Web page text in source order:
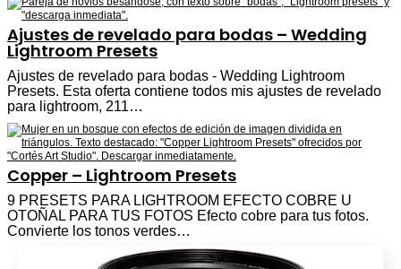
Ajustes de revelado para bodas – Wedding
Lightroom Presets
Ajustes de revelado para bodas - Wedding Lightroom
Presets. Esta oferta contiene todos mis ajustes de revelado
para lightroom, 211…
Copper – Lightroom Presets
9 PRESETS PARA LIGHTROOM EFECTO COBRE U
OTOÑAL PARA TUS FOTOS Efecto cobre para tus fotos.
Convierte los tonos verdes…